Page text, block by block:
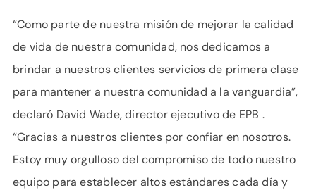
“Como parte de nuestra misión de mejorar la calidad
de vida de nuestra comunidad, nos dedicamos a
brindar a nuestros clientes servicios de primera clase
para mantener a nuestra comunidad a la vanguardia”,
declaró David Wade, director ejecutivo de EPB .
“Gracias a nuestros clientes por confiar en nosotros.
Estoy muy orgulloso del compromiso de todo nuestro
equipo para establecer altos estándares cada día y